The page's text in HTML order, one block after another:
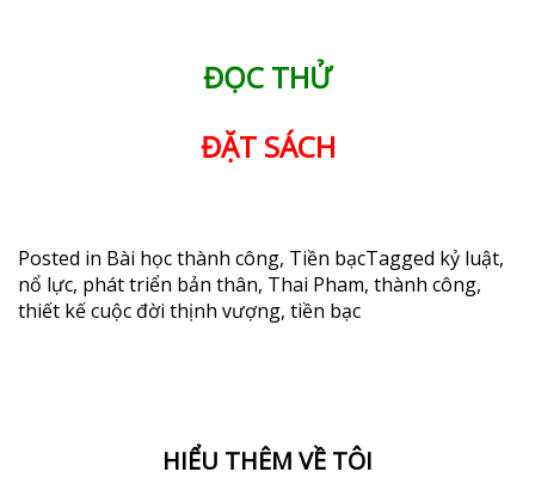
ĐỌC THỬ
ĐẶT SÁCH
Posted in Bài học thành công, Tiền bạcTagged kỷ luật,
nổ lực, phát triển bản thân, Thai Pham, thành công,
thiết kế cuộc đời thịnh vượng, tiền bạc
HIỂU THÊM VỀ TÔI